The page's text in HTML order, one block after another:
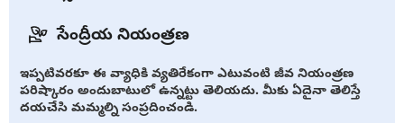
సేంద్రీయ నియంత్రణ
ఇప్పటివరకూ ఈ వ్యాధికి వ్యతిరేకంగా ఎటువంటి జీవ నియంత్రణ
పరిష్కారం అందుబాటులో ఉన్నట్టు తెలియదు. మీకు ఏదైనా తెలిస్తే
దయచేసి మమ్మల్ని సంప్రదించండి.